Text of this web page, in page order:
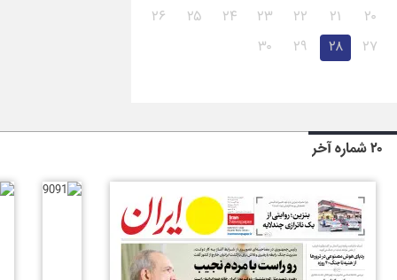
۲۰
۲۱ ۲۲ ۲۳ ۲۴ ۲۵
۲۶
۲۷
۲۸ ۲۹ ۳۰
۲۰ شماره آخر